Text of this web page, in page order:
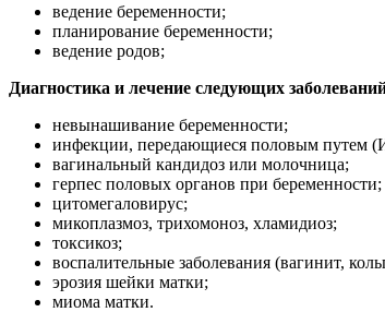
ведение беременности;
планирование беременности;
ведение родов;
Диагностика и лечение следующих
невынашивание беременности;
инфекции, передающиеся половым путем
вагинальный кандидоз или молочница;
герпес половых органов при беременности;
цитомегаловирус;
микоплазмоз, трихомоноз, хламидиоз;
токсикоз;
воспалительные заболевания (вагинит,
эрозия шейки матки;
миома матки.